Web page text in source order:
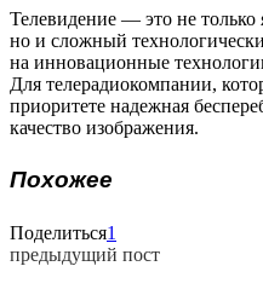
Телевидение — это не только
но и сложный
на инновационные
Для телерадиокомпании,
приоритете надежная
качество изображения.
Похожее
Поделиться1
предыдущий пост